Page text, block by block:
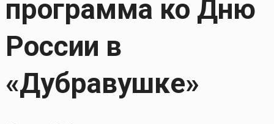
программа ко Дню
России в
«Дубравушке»